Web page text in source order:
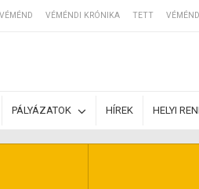
VÉMÉNDI KRÓNIKA TETT
PÁLYÁZATOK HÍREK HELYI